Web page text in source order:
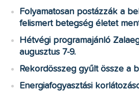
Folyamatosan postázzák a
felismert betegség életet
Hétvégi programajánló
augusztus 7-9.
Rekordösszeg gyűlt össze a
Energiafogyasztási